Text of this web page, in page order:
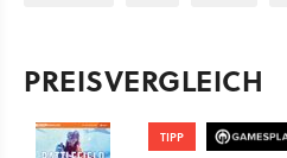
PREISVERGLEICH
TIPP